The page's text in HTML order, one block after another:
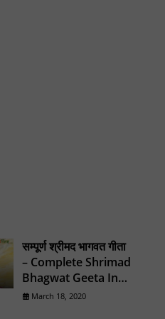
सम्पूर्ण श्रीमद भागवत गीता
– Complete Shrimad
Bhagwat Geeta In
Hindi
March 18, 2020